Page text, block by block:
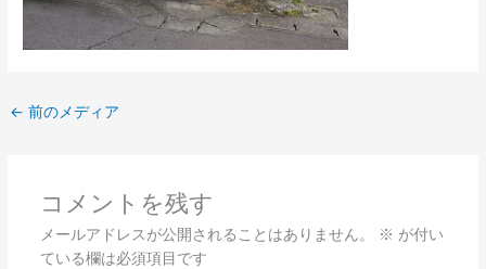
← 前のメディア
コメントを残す
メールアドレスが公開されることはありません。 ※ が付い
ている欄は必須項目です